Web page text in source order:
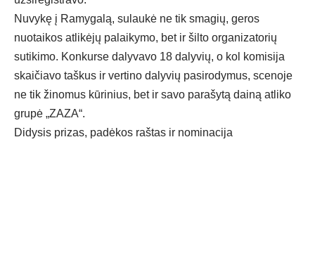
Nuvykę į Ramygalą, sulaukė ne tik smagių, geros
nuotaikos atlikėjų palaikymo, bet ir šilto organizatorių
sutikimo. Konkurse dalyvavo 18 dalyvių, o kol komisija
skaičiavo taškus ir vertino dalyvių pasirodymus, scenoje
ne tik žinomus kūrinius, bet ir savo parašytą dainą atliko
grupė „ZAZA“.
Didysis prizas, padėkos raštas ir nominacija